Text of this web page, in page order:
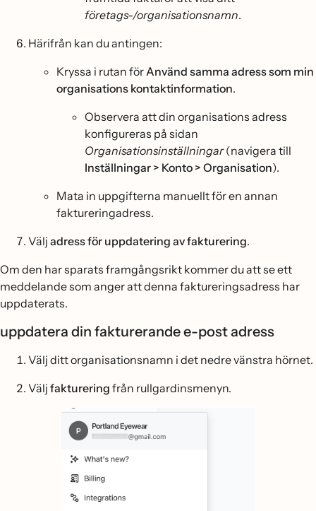
företags-/organisationsnamn.
Härifrån kan du antingen:
Kryssa i rutan förAnvänd samma adress som min
organisations kontaktinformation.
Observera att din organisations adress
konfigureras på sidan
Organisationsinställningar(navigera till
Inställningar > Konto > Organisation).
Mata in uppgifterna manuellt för en annan
faktureringadress.
Välj adress för uppdatering av fakturering.
Om den har sparats framgångsrikt kommer du att se ett
meddelande som anger att denna faktureringsadress har
uppdaterats.
uppdatera din fakturerande e-post adress
Välj ditt organisationsnamn i det nedre vänstra hörnet.
Välj fakturering från rullgardinsmenyn.